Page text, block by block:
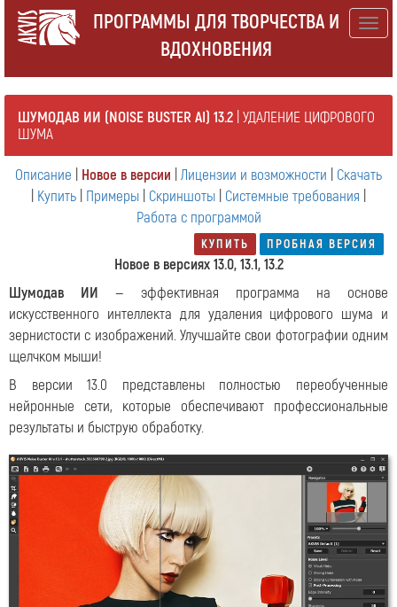
ПРОГРАММЫ ДЛЯ ТВОРЧЕСТВА И
ВДОХНОВЕНИЯ
ШУМОДАВ ИИ (NOISE BUSTER AI) 13.2 | УДАЛЕНИЕ ЦИФРОВОГО
ШУМА
Описание Новое в версии Лицензии и возможности
Скачать
Купить Примеры Скриншоты Системные требования
Работа с программой
КУПИТЬ ПРОБНАЯ ВЕРСИЯ
Новое в версиях 13.0, 13.1, 13.2
Шумодав ИИ — эффективная программа на основе
искусственного интеллекта для удаления цифрового шума и
зернистости с изображений. Улучшайте свои фотографии одним
щелчком мыши!
В версии 13.0 представлены полностью переобученные
нейронные сети, которые обеспечивают профессиональные
результаты и быструю обработку.